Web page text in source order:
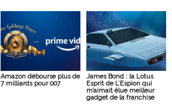
Amazon débourse plus de
7 milliards pour 007
James Bond : la Lotus
Esprit de L’Espion qui
m’aimait élue meilleur
gadget de la franchise